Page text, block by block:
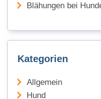
Blähungen bei
Kategorien
Allgemein
Hund